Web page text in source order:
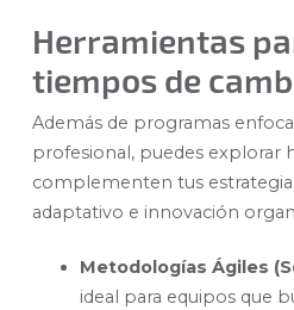
Herramientas
tiempos de
Además de programas
profesional, puedes explorar
complementen tus
adaptativo e innovación
Metodologías Ágiles
ideal para equipos que